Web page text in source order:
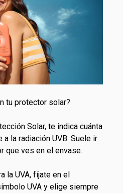
tu protector solar?
Solar, te indica cuánta
la radiación UVB. Suele ir
que ves en el envase.
la UVA, fíjate en el
UVA y elige siempre